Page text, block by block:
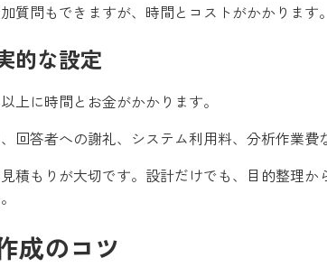
質問もできますが、時間とコストがかかります。
的な設定
上に時間とお金がかかります。
回答者への謝礼、システム利用料、分析作業費
積もりが大切です。設計だけでも、目的整理か
成のコツ